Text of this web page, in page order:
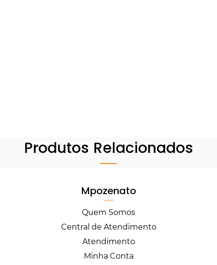
Produtos Relacionados
Mpozenato
Quem Somos
Central de Atendimento
Atendimento
Minha Conta